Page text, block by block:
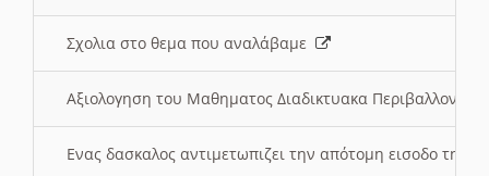
Σχολια στο θεμα που αναλάβαμε
Αξιολογηση του Μαθηματος Διαδικτυακα
Ενας δασκαλος αντιμετωπιζει την απότομη εισοδο της